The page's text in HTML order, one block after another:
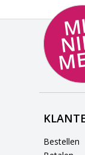
Bestellen